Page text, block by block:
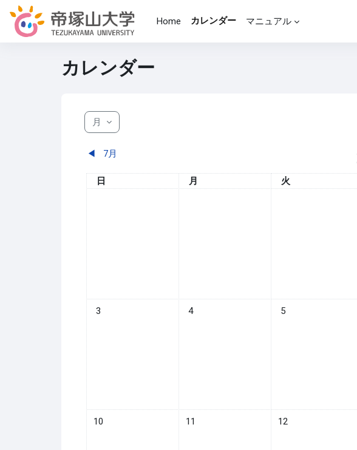
メインコンテンツへスキップする
Home
カレンダー マニュアル
カレンダー
月
◀︎ 7月
日曜日
日 月曜日
月 火曜日
火
イベントなし 2025年 08月 3日
3 イベントなし 2025年 08月 4日
4 イベントなし 2025
5
イベントなし 2025年 08月 10日
10 イベントなし 2025年 08月 11日
11 イベントなし 2025
12